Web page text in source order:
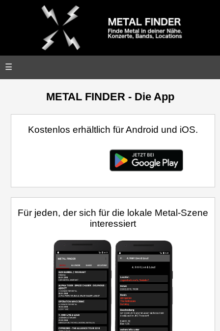
☰
METAL FINDER - Die App
Kostenlos erhältlich für Android und iOS.
Für jeden, der sich für die lokale Metal-Szene
interessiert